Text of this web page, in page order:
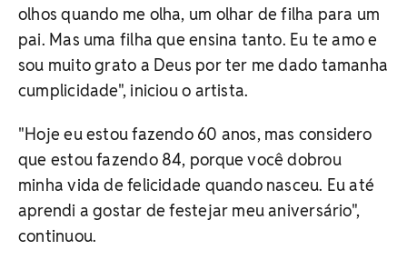
olhos quando me olha, um olhar de filha para um
pai. Mas uma filha que ensina tanto. Eu te amo e
sou muito grato a Deus por ter me dado tamanha
cumplicidade", iniciou o artista.
"Hoje eu estou fazendo 60 anos, mas considero
que estou fazendo 84, porque você dobrou
minha vida de felicidade quando nasceu. Eu até
aprendi a gostar de festejar meu aniversário",
continuou.